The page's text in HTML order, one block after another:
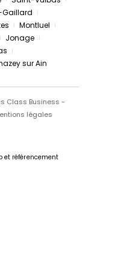
Montluel
Jonage
sur Ain
Class Business -
légales
et référencement